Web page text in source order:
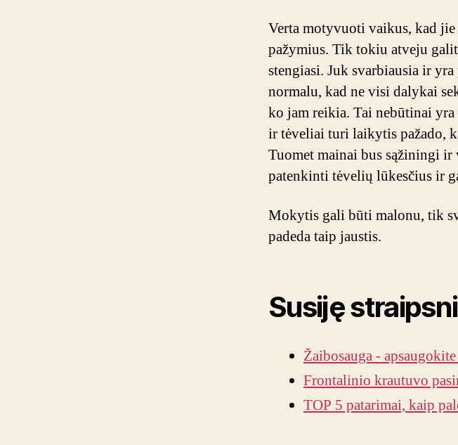
Verta motyvuoti vaikus, kad
pažymius. Tik tokiu atveju
stengiasi. Juk svarbiausia ir
normalu, kad ne visi dalykai
ko jam reikia. Tai nebūtinai
ir tėveliai turi laikytis pažado,
Tuomet mainai bus sąžiningi ir
patenkinti tėvelių lūkesčius ir
Mokytis gali būti malonu, tik
padeda taip jaustis.
Susiję
Žaibosauga -
Frontalinio krautuvo
TOP 5 patarimai, kaip